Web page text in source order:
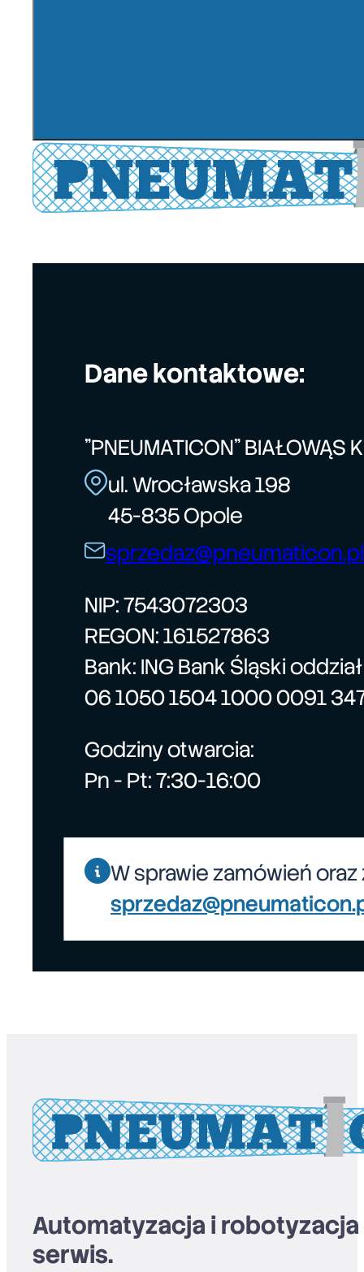
Dane kontaktowe:
"PNEUMATICON" BIAŁOWĄS
ul. Wrocławska 198
45-835 Opole
sprzedaz@pneumaticon.pl
NIP: 7543072303
REGON: 161527863
Bank: ING Bank Śląski
06 1050 1504 1000 0091
Godziny otwarcia:
Pn - Pt: 7:30-16:00
W sprawie zamówień
Automatyzacja i
serwis.